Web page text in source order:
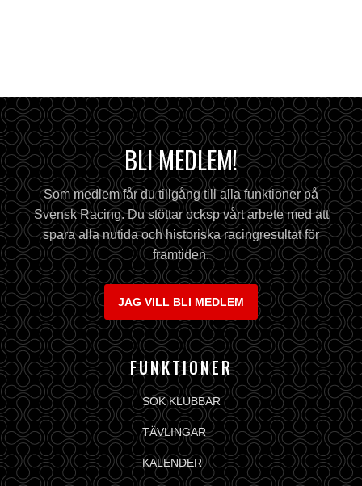
BLI MEDLEM!
Som medlem får du tillgång till alla funktioner på
Svensk Racing. Du stöttar ocksp vårt arbete med att
spara alla nutida och historiska racingresultat för
framtiden.
JAG VILL BLI MEDLEM
FUNKTIONER
SÖK KLUBBAR
TÄVLINGAR
KALENDER